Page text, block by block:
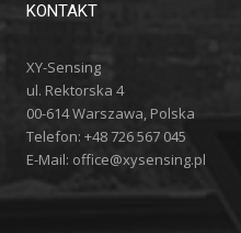
KONTAKT
XY-Sensing
ul. Rektorska 4
00-614 Warszawa, Polska
Telefon: +48 726 567 045
E-Mail: office@xysensing.pl